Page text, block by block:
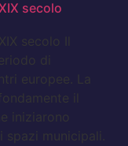
secolo
secolo Il
di
europee. La
il
iniziarono
municipali.